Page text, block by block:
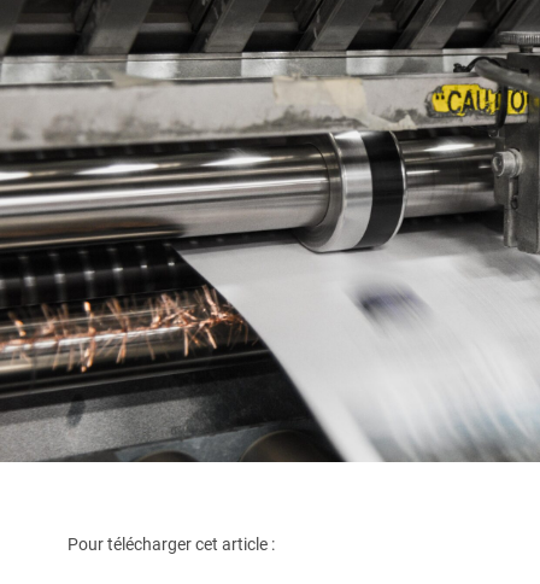
Pour télécharger cet article :